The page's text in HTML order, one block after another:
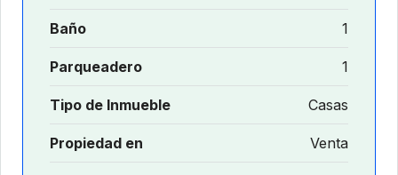
Baño 1
Parqueadero 1
Tipo de Inmueble Casas
Propiedad en Venta